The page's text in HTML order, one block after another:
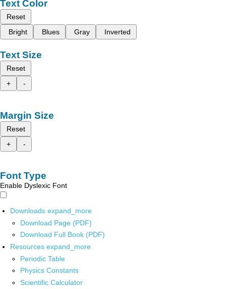
Text Color
Reset
Bright
Blues Gray Inverted
Text Size
Reset
+
-
Margin Size
Reset
+
-
Font Type
Enable Dyslexic Font
Downloads expand_more
Download Page (PDF)
Download Full Book (PDF)
Resources expand_more
Periodic Table
Physics Constants
Scientific Calculator